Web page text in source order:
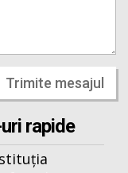
Trimite mesajul
rapide